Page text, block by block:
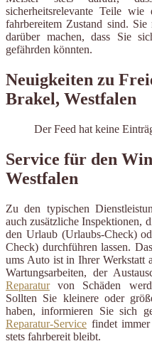
sicherheitsrelevante Teile
fahrbereitem Zustand sind.
darüber machen, dass Sie
gefährden könnten.
Neuigkeiten zu
Brakel, Westfalen
Der Feed hat keine
Service für den
Westfalen
Zu den typischen
auch zusätzliche Inspektionen,
den Urlaub (Urlaubs-Check)
Check) durchführen lassen.
ums Auto ist in Ihrer Werkstatt
Wartungsarbeiten, der
Reparaturvon Schäden
Sollten Sie kleinere oder
haben, informieren Sie sich
Reparatur-Service findet
stets fahrbereit bleibt.